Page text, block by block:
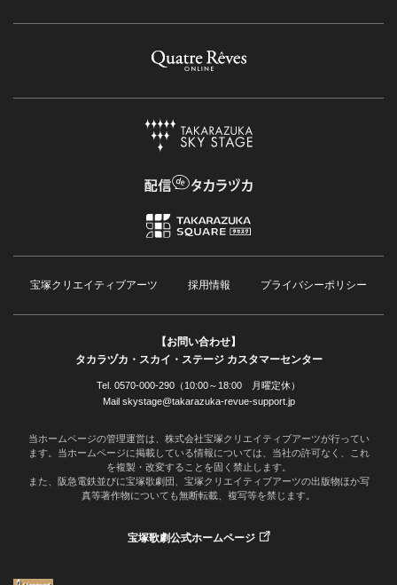
宝塚クリエイティブアーツ 採用情報 プライバシーポリシー
【お問い合わせ】
タカラヅカ・スカイ・ステージ カスタマーセンター
Tel. 0570-000-290（10:00～18:00 月曜定休）
Mail skystage@takarazuka-revue-support.jp
当ホームページの管理運営は、株式会社宝塚クリエイティブアーツが行ってい
ます。当ホームページに掲載している情報については、当社の許可なく、これ
を複製・改変することを固く禁止します。
また、阪急電鉄並びに宝塚歌劇団、宝塚クリエイティブアーツの出版物ほか写
真等著作物についても無断転載、複写等を禁じます。
宝塚歌劇公式ホームページ